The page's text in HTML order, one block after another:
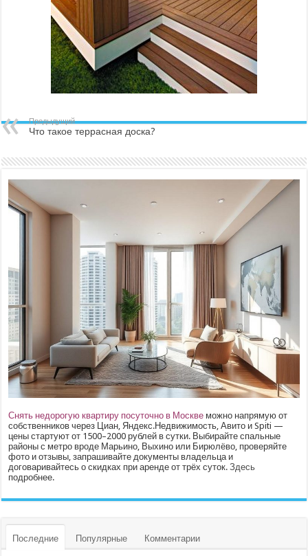
Предыдущий
Что такое террасная доска?
Снять недорогую квартиру посуточно в Москве можно напрямую от
собственников через Циан, Яндекс.Недвижимость, Авито и Spiti —
цены стартуют от 1500–2000 рублей в сутки. Выбирайте спальные
районы с метро вроде Марьино, Выхино или Бирюлёво, проверяйте
фото и отзывы, запрашивайте документы владельца и
договаривайтесь о скидках при аренде от трёх суток.Здесь
подробнее.
Последние Популярные Комментарии